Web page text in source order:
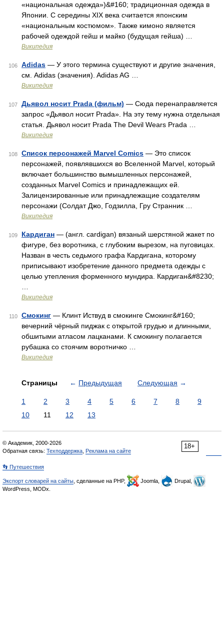
«национальная одежда»)&#160; традиционная одежда в
Японии. С середины XIX века считается японским
«национальным костюмом». Также кимоно является
рабочей одеждой гейш и майко (будущая гейша) …
Википедия
106 Adidas — У этого термина существуют и другие значения,
см. Adidas (значения). Adidas AG …
Википедия
107 Дьявол носит Prada (фильм) — Сюда перенаправляется
запрос «Дьявол носит Prada». На эту тему нужна отдельная
статья. Дьявол носит Prada The Devil Wears Prada …
Википедия
108 Список персонажей Marvel Comics — Это список
персонажей, появлявшихся во Вселенной Marvel, который
включает большинство вымышленных персонажей,
созданных Marvel Comics и принадлежащих ей.
Залицензированные или принадлежащие создателям
персонажи (Солдат Джо, Годзилла, Гру Странник …
Википедия
109 Кардиган — (англ. cardigan) вязаный шерстяной жакет по
фигуре, без воротника, с глубоким вырезом, на пуговицах.
Назван в честь седьмого графа Кардигана, которому
приписывают изобретение данного предмета одежды с
целью утепления форменного мундира. Кардиган&#8230;
Википедия
110 Смокинг — Клинт Иствуд в смокинге Смокинг&#160;
вечерний чёрный пиджак с открытой грудью и длинными,
обшитыми атласом лацканами. К смокингу полагается
рубашка со стоячим воротничко …
Википедия
Страницы ← Предыдущая Следующая →
1 2 3 4 5 6 7 8
9
10
11 12 13
18+
© Академик, 2000-2026
Обратная связь: Техподдержка Реклама на сайте
👣 Путешествия
Экспорт словарей на сайты , сделанные на PHP, Joomla,
Drupal,
WordPress, MODx.